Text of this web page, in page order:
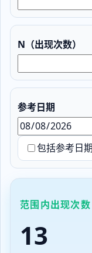
N（出现次数）
参考日期
包括参考日期
范围内出现次数
13